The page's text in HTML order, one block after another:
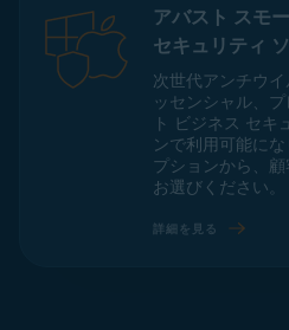
アバスト スモ
セキュリティ
次世代アンチウ
ッセンシャル、
ト ビジネス セキ
ンで利用可能に
プションから、
お選びください。
詳細を見る